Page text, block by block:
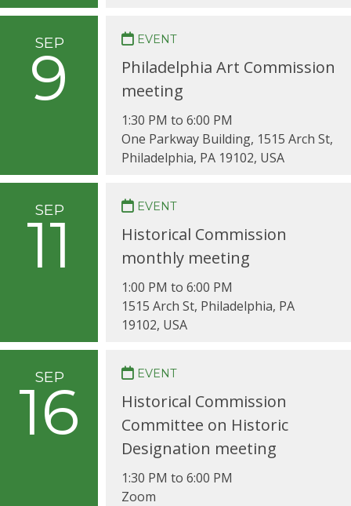
SEP
9
EVENT
Philadelphia Art Commission
meeting
1:30 PM to 6:00 PM
One Parkway Building, 1515 Arch St,
Philadelphia, PA 19102, USA
SEP
11
EVENT
Historical Commission
monthly meeting
1:00 PM to 6:00 PM
1515 Arch St, Philadelphia, PA
19102, USA
SEP
16
EVENT
Historical Commission
Committee on Historic
Designation meeting
1:30 PM to 6:00 PM
Zoom